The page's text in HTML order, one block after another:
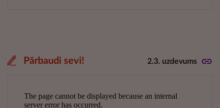
Pārbaudi sevi! 2.3. uzdevums